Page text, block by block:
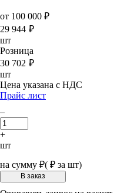
от 100 000 ₽
29 944 ₽
шт
Розница
30 702 ₽
шт
Цена указана с НДС
Прайс лист
–
+
шт
на сумму ₽( ₽ за шт)